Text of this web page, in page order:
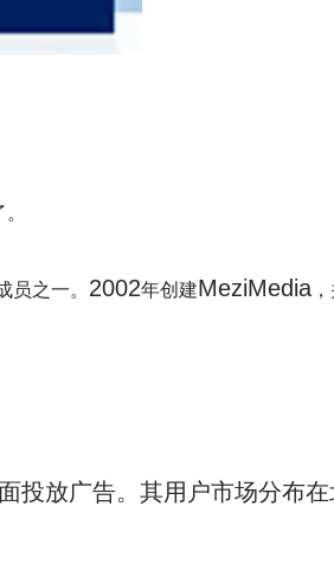
员之一。 2002年创建MeziMedia
投放广告。 其用户市场分布在